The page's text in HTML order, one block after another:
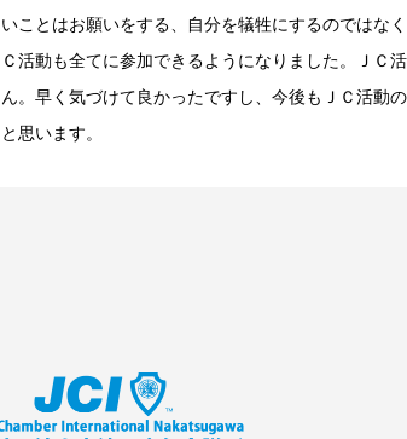
いことはお願いをする、自分を犠牲にするのではな
Ｃ活動も全てに参加できるようになりました。ＪＣ
ん。早く気づけて良かったですし、今後もＪＣ活動
と思います。